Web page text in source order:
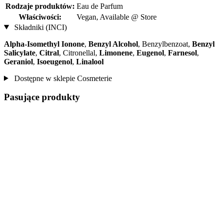
Rodzaje produktów: Eau de Parfum
Właściwości:
Vegan, Available @ Store
Składniki (INCI)
Alpha-Isomethyl Ionone, Benzyl Alcohol, Benzylbenzoat, Benzyl
Salicylate, Citral, Citronellal, Limonene, Eugenol, Farnesol,
Geraniol, Isoeugenol, Linalool
Dostępne w sklepie Cosmeterie
Pasujące produkty